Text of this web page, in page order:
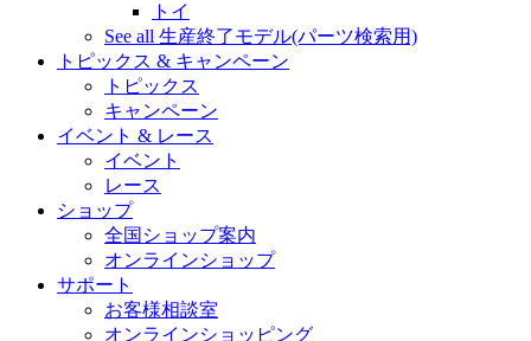
トイ
See all 生産終了モデル(パーツ検索用)
トピックス & キャンペーン
トピックス
キャンペーン
イベント & レース
イベント
レース
ショップ
全国ショップ案内
オンラインショップ
サポート
お客様相談室
オンラインショッピング